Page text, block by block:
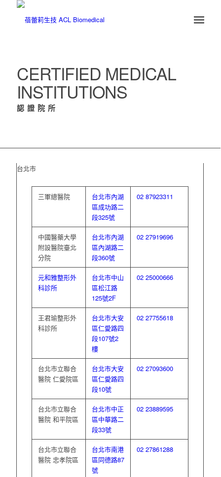
CERTIFIED MEDICAL
INSTITUTIONS
認證院所
台北市
三軍總醫院
台北市內湖
區成功路二
段325號
02 87923311
中國醫藥大學
附設醫院臺北
分院
台北市內湖
區內湖路二
段360號
02 27919696
元和雅整形外
科診所
台北市中山
區松江路
125號2F
02 25000666
王君瑜整形外
科診所
台北市大安
區仁愛路四
段107號2
樓
02 27755618
台北市立聯合
醫院 仁愛院區
台北市大安
區仁愛路四
段10號
02 27093600
台北市立聯合
醫院 和平院區
台北市中正
區中華路二
段33號
02 23889595
台北市立聯合
醫院 忠孝院區
台北市南港
區同德路87
號
02 27861288